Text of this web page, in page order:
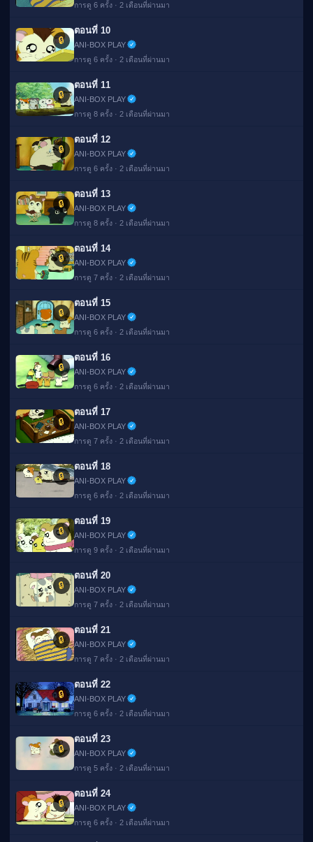
การดู 6 ครั้ง · 2 เดือนที่ผ่านมา
🔒
ตอนที่ 10
ANI-BOX PLAY
การดู 6 ครั้ง · 2 เดือนที่ผ่านมา
🔒
ตอนที่ 11
ANI-BOX PLAY
การดู 8 ครั้ง · 2 เดือนที่ผ่านมา
🔒
ตอนที่ 12
ANI-BOX PLAY
การดู 6 ครั้ง · 2 เดือนที่ผ่านมา
🔒
ตอนที่ 13
ANI-BOX PLAY
การดู 8 ครั้ง · 2 เดือนที่ผ่านมา
🔒
ตอนที่ 14
ANI-BOX PLAY
การดู 7 ครั้ง · 2 เดือนที่ผ่านมา
🔒
ตอนที่ 15
ANI-BOX PLAY
การดู 6 ครั้ง · 2 เดือนที่ผ่านมา
🔒
ตอนที่ 16
ANI-BOX PLAY
การดู 6 ครั้ง · 2 เดือนที่ผ่านมา
🔒
ตอนที่ 17
ANI-BOX PLAY
การดู 7 ครั้ง · 2 เดือนที่ผ่านมา
🔒
ตอนที่ 18
ANI-BOX PLAY
การดู 6 ครั้ง · 2 เดือนที่ผ่านมา
🔒
ตอนที่ 19
ANI-BOX PLAY
การดู 9 ครั้ง · 2 เดือนที่ผ่านมา
🔒
ตอนที่ 20
ANI-BOX PLAY
การดู 7 ครั้ง · 2 เดือนที่ผ่านมา
🔒
ตอนที่ 21
ANI-BOX PLAY
การดู 7 ครั้ง · 2 เดือนที่ผ่านมา
🔒
ตอนที่ 22
ANI-BOX PLAY
การดู 6 ครั้ง · 2 เดือนที่ผ่านมา
🔒
ตอนที่ 23
ANI-BOX PLAY
การดู 5 ครั้ง · 2 เดือนที่ผ่านมา
🔒
ตอนที่ 24
ANI-BOX PLAY
การดู 6 ครั้ง · 2 เดือนที่ผ่านมา